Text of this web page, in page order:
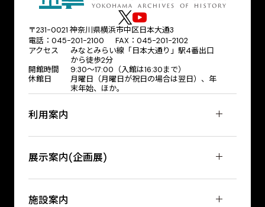
〒231-0021 神奈川県横浜市中区日本大通3
電話：045-201-2100 FAX：045-201-2102
アクセス
みなとみらい線「日本大通り」駅4番出口
から徒歩2分
開館時間
9:30〜17:00（入館は16:30まで）
休館日
月曜日（月曜日が祝日の場合は翌日）、年
末年始、ほか。
利用案内
展示案内(企画展)
施設案内